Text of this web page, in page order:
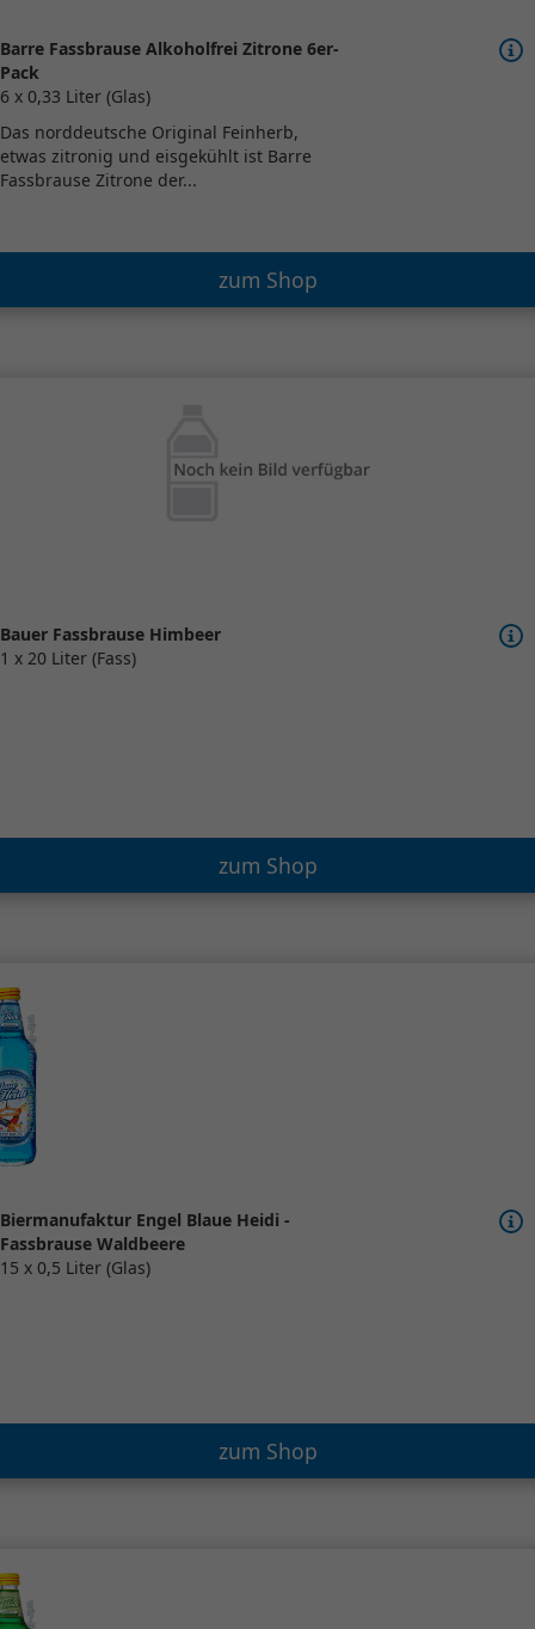
Barre Fassbrause Alkoholfrei Zitrone 6er-
Pack
6 x 0,33 Liter (Glas)
Das norddeutsche Original Feinherb,
etwas zitronig und eisgekühlt ist Barre
Fassbrause Zitrone der...
zum Shop
Bauer Fassbrause Himbeer
1 x 20 Liter (Fass)
zum Shop
Biermanufaktur Engel Blaue Heidi -
Fassbrause Waldbeere
15 x 0,5 Liter (Glas)
zum Shop